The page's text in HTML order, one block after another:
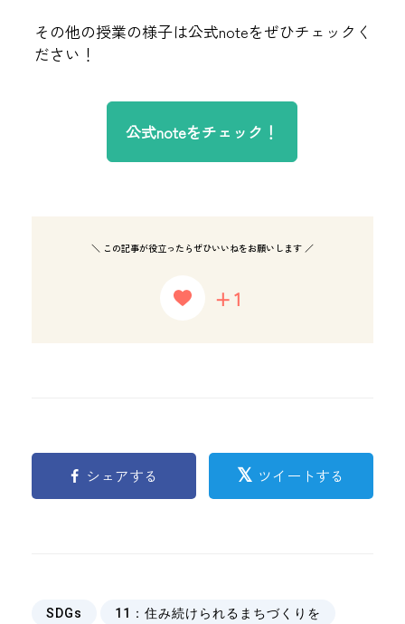
その他の授業の様子は公式noteをぜひチェックく
ださい！
公式noteをチェック！
＼ この記事が役立ったらぜひいいねをお願いします ／
+1
シェアする ツイートする
SDGs 11：住み続けられるまちづくりを